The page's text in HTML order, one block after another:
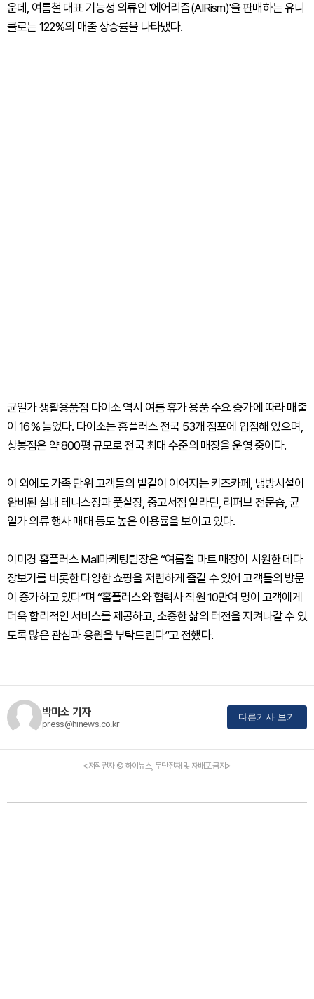
운데, 여름철 대표 기능성 의류인 '에어리즘(AIRism)'을 판매하는 유니
클로는 122%의 매출 상승률을 나타냈다.
균일가 생활용품점 다이소 역시 여름 휴가 용품 수요 증가에 따라 매출
이 16% 늘었다. 다이소는 홈플러스 전국 53개 점포에 입점해 있으며,
상봉점은 약 800평 규모로 전국 최대 수준의 매장을 운영 중이다.
이 외에도 가족 단위 고객들의 발길이 이어지는 키즈카페, 냉방시설이
완비된 실내 테니스장과 풋살장, 중고서점 알라딘, 리퍼브 전문숍, 균
일가 의류 행사 매대 등도 높은 이용률을 보이고 있다.
이미경 홈플러스 Mall마케팅팀장은 “여름철 마트 매장이 시원한 데다
장보기를 비롯한 다양한 쇼핑을 저렴하게 즐길 수 있어 고객들의 방문
이 증가하고 있다”며 “홈플러스와 협력사 직원 10만여 명이 고객에게
더욱 합리적인 서비스를 제공하고, 소중한 삶의 터전을 지켜나갈 수 있
도록 많은 관심과 응원을 부탁드린다”고 전했다.
박미소 기자
press@hinews.co.kr
다른기사 보기
<저작권자 © 하이뉴스, 무단전재 및 재배포 금지>